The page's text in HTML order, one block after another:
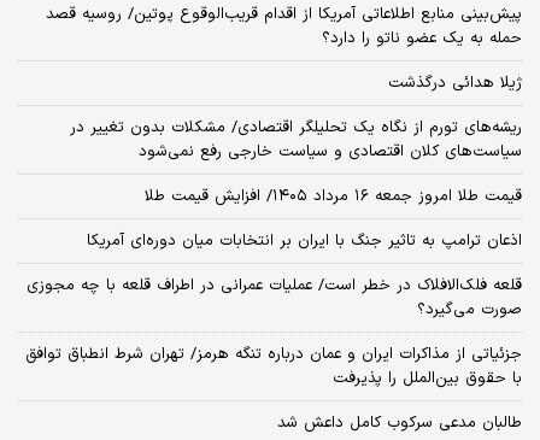
پیش‌بینی منابع اطلاعاتی آمریکا از اقدام قریب‌الوقوع پوتین/ روسیه قصد
حمله به یک عضو ناتو را دارد؟
ژیلا هدائی درگذشت
ریشه‌های تورم از نگاه یک تحلیلگر اقتصادی/ مشکلات بدون تغییر در
سیاست‌های کلان اقتصادی و سیاست خارجی رفع نمی‌شود
قیمت طلا امروز جمعه ۱۶ مرداد ۱۴۰۵/ افزایش قیمت طلا
اذعان ترامپ به تاثیر جنگ با ایران بر انتخابات میان دوره‌ای آمریکا
قلعه فلک‌الافلاک در خطر است/ عملیات عمرانی در اطراف قلعه با چه مجوزی
صورت می‌گیرد؟
جزئیاتی از مذاکرات ایران و عمان درباره تنگه هرمز/ تهران شرط انطباق توافق
با حقوق بین‌الملل را پذیرفت
طالبان مدعی سرکوب کامل داعش شد